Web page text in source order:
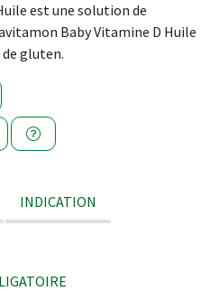
est une solution de
Baby Vitamine D Huile
gluten.
INDICATION